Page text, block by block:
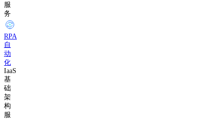
服
务
RPA
自
动
化
IaaS
基
础
架
构
服